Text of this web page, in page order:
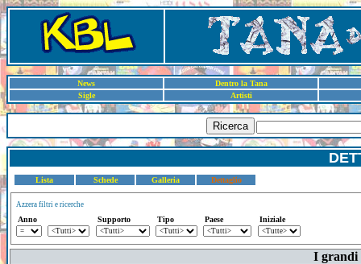
News
Dentro la Tana
Sigle
Artisti
Ricerca
Lista Schede Galleria Dettaglio
Azzera filtri e ricerche
Anno Supporto Tipo Paese Iniziale
I grandi